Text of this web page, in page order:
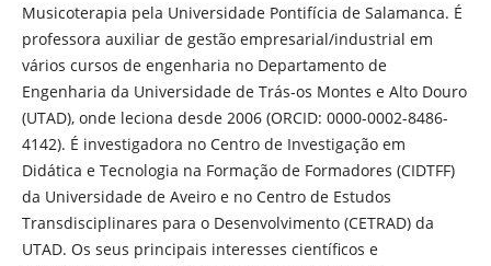
Musicoterapia pela Universidade Pontifícia de Salamanca. É
professora auxiliar de gestão empresarial/industrial em
vários cursos de engenharia no Departamento de
Engenharia da Universidade de Trás-os Montes e Alto Douro
(UTAD), onde leciona desde 2006 (ORCID: 0000-0002-8486-
4142). É investigadora no Centro de Investigação em
Didática e Tecnologia na Formação de Formadores (CIDTFF)
da Universidade de Aveiro e no Centro de Estudos
Transdisciplinares para o Desenvolvimento (CETRAD) da
UTAD. Os seus principais interesses científicos e